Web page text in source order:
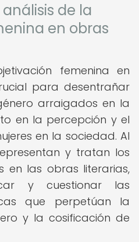
de la
en obras
femenina en
para desentrañar
arraigados en la
en la percepción y el
en la sociedad. Al
y tratan los
en las obras literarias,
y cuestionar las
que perpetúan la
y la cosificación de